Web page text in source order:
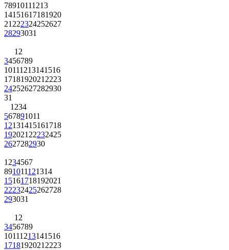
78910111213
14151617181920
21 222324252627
28293031
1 2
3456789
10111213141516
1718192021 2223
24252627282930
31
1 234
567891011
12131415161718
192021 22232425
2627282930
1 234567
891011121314
15161718192021
22232425262728
293031
1 2
3456789
10111213141516
1718192021 2223